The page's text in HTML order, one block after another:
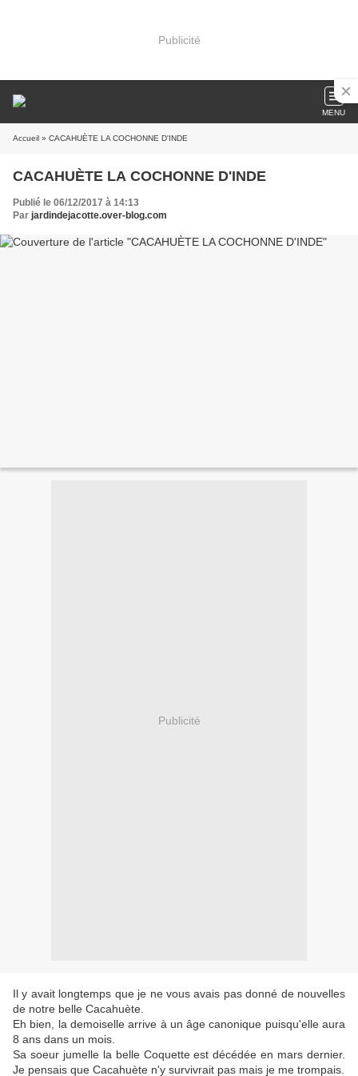
Publicité
MENU
Accueil » CACAHUÈTE LA COCHONNE D'INDE
CACAHUÈTE LA COCHONNE D'INDE
Publié le 06/12/2017 à 14:13
Par jardindejacotte.over-blog.com
Publicité
Il y avait longtemps que je ne vous avais pas donné de nouvelles
de notre belle Cacahuète.
Eh bien, la demoiselle arrive à un âge canonique puisqu'elle aura
8 ans dans un mois.
Sa soeur jumelle la belle Coquette est décédée en mars dernier.
Je pensais que Cacahuète n'y survivrait pas mais je me trompais.